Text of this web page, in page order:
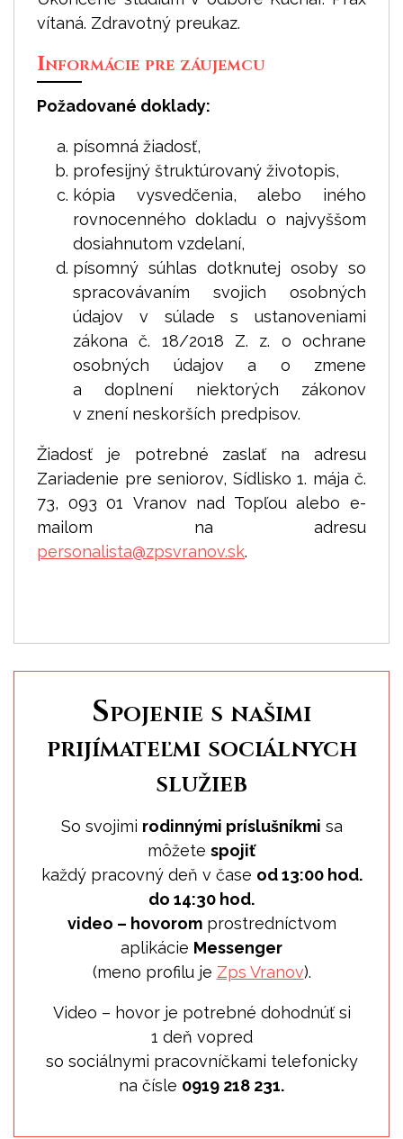
vítaná. Zdravotný preukaz.
Informácie pre záujemcu
Požadované doklady:
písomná žiadosť,
profesijný štruktúrovaný životopis,
kópia vysvedčenia, alebo iného
rovnocenného dokladu o najvyššom
dosiahnutom vzdelaní,
písomný súhlas dotknutej osoby so
spracovávaním svojich osobných
údajov v súlade s ustanoveniami
zákona č. 18/2018 Z. z. o ochrane
osobných údajov a o zmene
a doplnení niektorých zákonov
v znení neskorších predpisov.
Žiadosť je potrebné zaslať na adresu
Zariadenie pre seniorov, Sídlisko 1. mája č.
73, 093 01 Vranov nad Topľou alebo e-
mailom na adresu
personalista@zpsvranov.sk.
Spojenie s našimi
prijímateľmi sociálnych
služieb
So svojimi rodinnými príslušníkmi sa
môžete spojiť
každý pracovný deň v čase od 13:00 hod.
do 14:30 hod.
video – hovoromprostredníctvom
aplikácie Messenger
(meno profilu je Zps Vranov).
Video – hovor je potrebné dohodnúť si
1 deň vopred
so sociálnymi pracovníčkami telefonicky
na čísle 0919 218 231.